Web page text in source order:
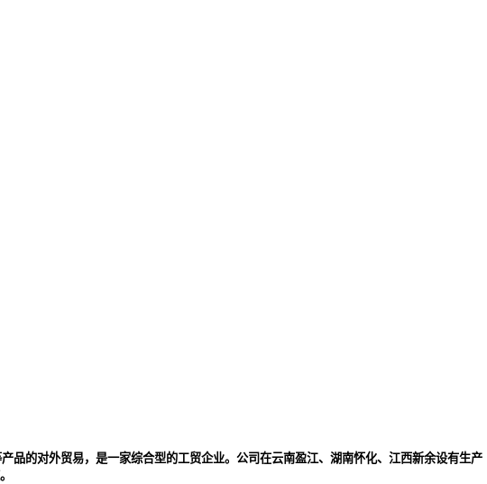
品的对外贸易，是一家综合型的工贸企业。公司在云南盈江、湖南怀化、江西新余设有生产